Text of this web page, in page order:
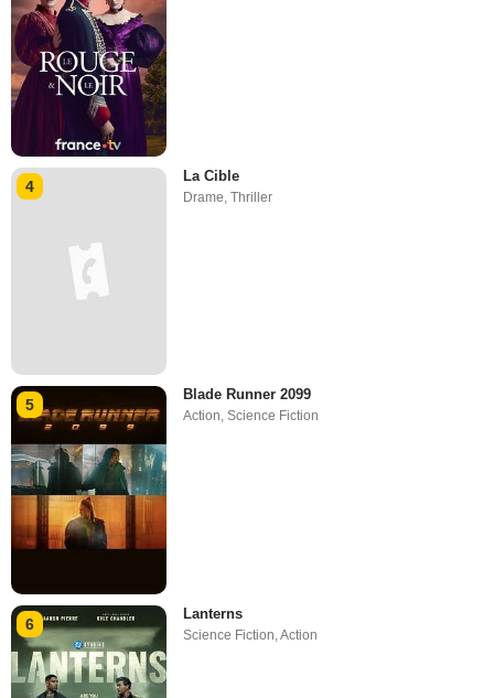
4
La Cible
Drame,Thriller
5
Blade Runner 2099
Action,Science Fiction
6
Lanterns
Science Fiction ,Action